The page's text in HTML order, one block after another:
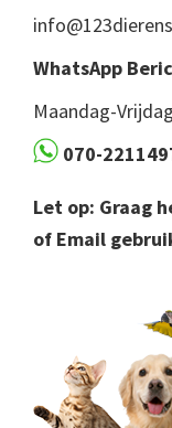
WhatsApp
Maandag-
070-
Let op: Graag
of Email